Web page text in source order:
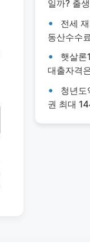
일까? 출
전세
동산수수
햇살론
대출자격
청년도
권 최대